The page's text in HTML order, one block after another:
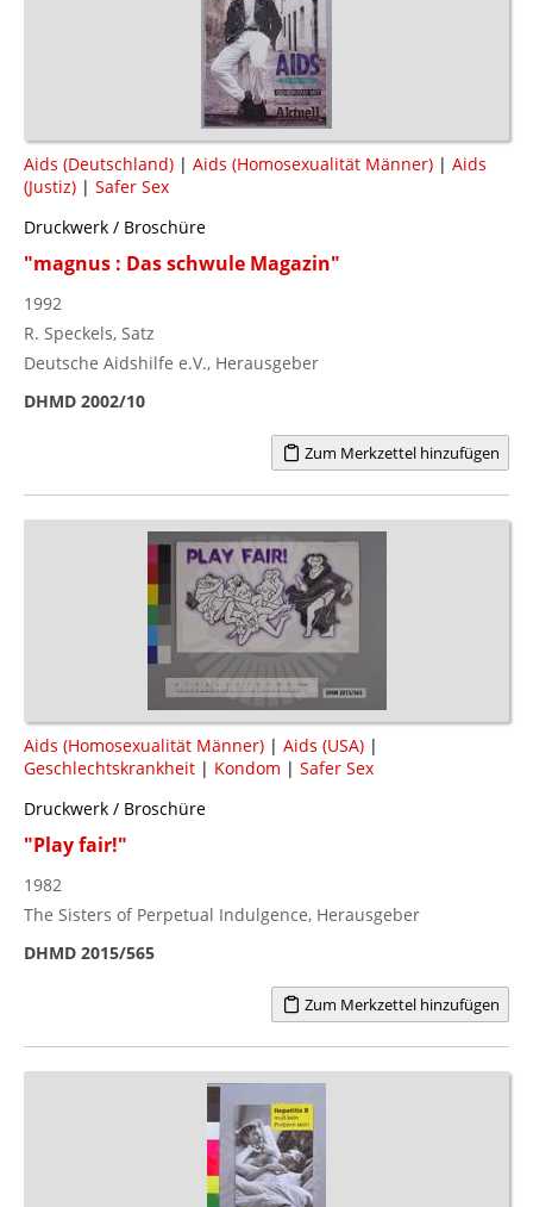
Aids (Deutschland) | Aids (Homosexualität Männer) | Aids
(Justiz) | Safer Sex
Druckwerk / Broschüre
"magnus : Das schwule Magazin"
1992
R. Speckels, Satz
Deutsche Aidshilfe e.V., Herausgeber
DHMD 2002/10
Zum Merkzettel hinzufügen
Aids (Homosexualität Männer) | Aids (USA) |
Geschlechtskrankheit | Kondom | Safer Sex
Druckwerk / Broschüre
"Play fair!"
1982
The Sisters of Perpetual Indulgence, Herausgeber
DHMD 2015/565
Zum Merkzettel hinzufügen